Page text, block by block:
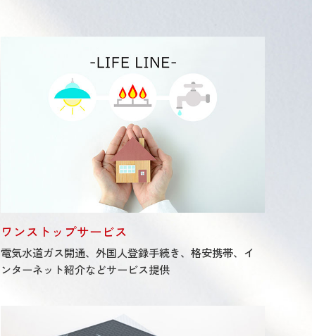
ワンストップサービス
電気水道ガス開通、外国人登録手続き、格安携帯、イ
ンターネット紹介などサービス提供